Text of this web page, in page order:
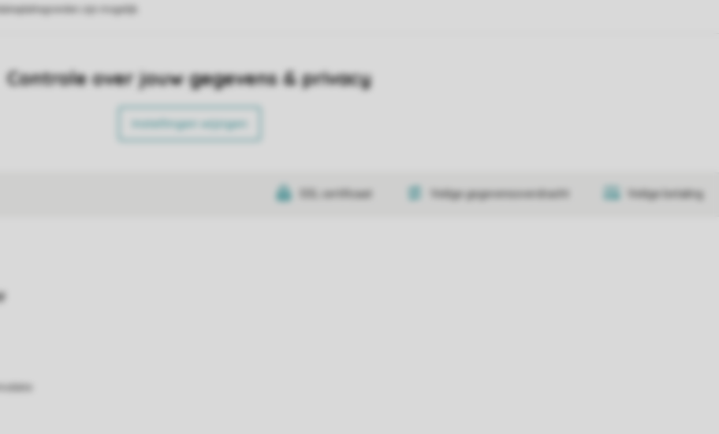
Controle over jouw gegevens & privacy
Instellingen wijzigen
SSL certificaat Veilige gegevensoverdracht Veilige betaling